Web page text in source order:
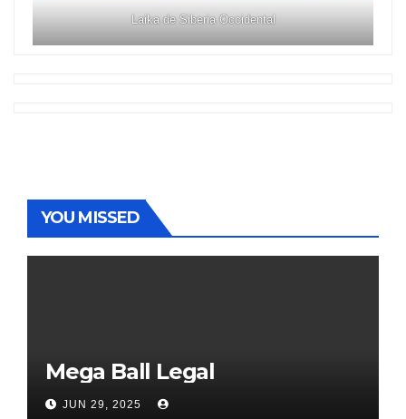
Laika de Siberia Occidental
YOU MISSED
Mega Ball Legal
JUN 29, 2025